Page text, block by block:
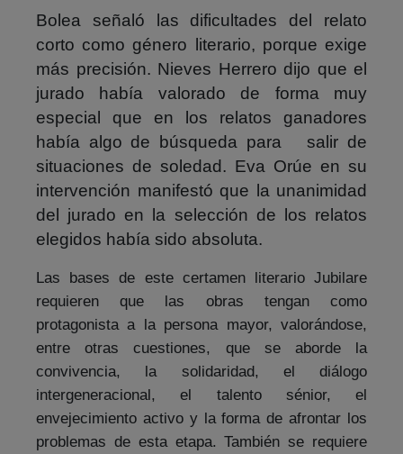
Bolea señaló las dificultades del relato
corto como género literario, porque exige
más precisión. Nieves Herrero dijo que el
jurado había valorado de forma muy
especial que en los relatos ganadores
había algo de búsqueda para salir de
situaciones de soledad. Eva Orúe en su
intervención manifestó que la unanimidad
del jurado en la selección de los relatos
elegidos había sido absoluta.
Las bases de este certamen literario Jubilare
requieren que las obras tengan como
protagonista a la persona mayor, valorándose,
entre otras cuestiones, que se aborde la
convivencia, la solidaridad, el diálogo
intergeneracional, el talento sénior, el
envejecimiento activo y la forma de afrontar los
problemas de esta etapa. También se requiere